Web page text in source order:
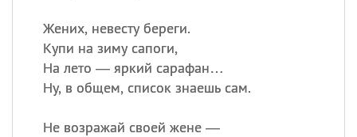
Жених, невесту береги.
Купи на зиму сапоги,
На лето — яркий сарафан…
Ну, в общем, список знаешь сам.
Не возражай своей жене —